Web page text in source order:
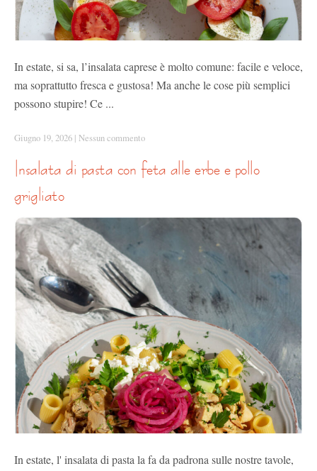
In estate, si sa, l’insalata caprese è molto comune: facile e veloce,
ma soprattutto fresca e gustosa! Ma anche le cose più semplici
possono stupire! Ce ...
Giugno 19, 2026 | Nessun commento
insalata di pasta con feta alle erbe e pollo
grigliato
In estate, l' insalata di pasta la fa da padrona sulle nostre tavole,